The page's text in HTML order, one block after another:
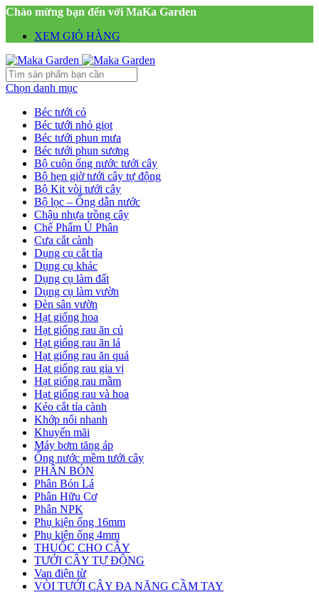
Chào mừng bạn đến với MaKa Garden
XEM GIỎ HÀNG
Chọn danh mục
Béc tưới cỏ
Béc tưới nhỏ giọt
Béc tưới phun mưa
Béc tưới phun sương
Bộ cuộn ống nước tưới cây
Bộ hẹn giờ tưới cây tự động
Bộ Kit vòi tưới cây
Bộ lọc – Ống dẫn nước
Chậu nhựa trồng cây
Chế Phẩm Ủ Phân
Cưa cắt cành
Dụng cụ cắt tỉa
Dụng cụ khác
Dụng cụ làm đất
Dụng cụ làm vườn
Đèn sân vườn
Hạt giống hoa
Hạt giống rau ăn củ
Hạt giống rau ăn lá
Hạt giống rau ăn quả
Hạt giống rau gia vị
Hạt giống rau mầm
Hạt giống rau và hoa
Kéo cắt tỉa cành
Khớp nối nhanh
Khuyến mãi
Máy bơm tăng áp
Ống nước mềm tưới cây
PHÂN BÓN
Phân Bón Lá
Phân Hữu Cơ
Phân NPK
Phụ kiện ống 16mm
Phụ kiện ống 4mm
THUỐC CHO CÂY
TƯỚI CÂY TỰ ĐỘNG
Van điện từ
VÒI TƯỚI CÂY ĐA NĂNG CẦM TAY